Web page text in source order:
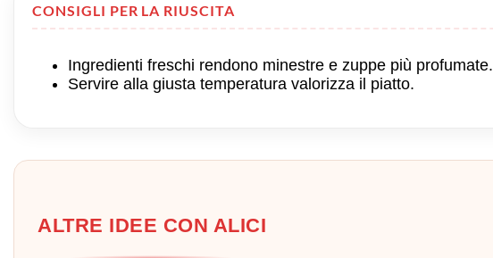
CONSIGLI PER LA RIUSCITA
Ingredienti freschi rendono minestre e zuppe più profumate.
Servire alla giusta temperatura valorizza il piatto.
ALTRE IDEE CON ALICI